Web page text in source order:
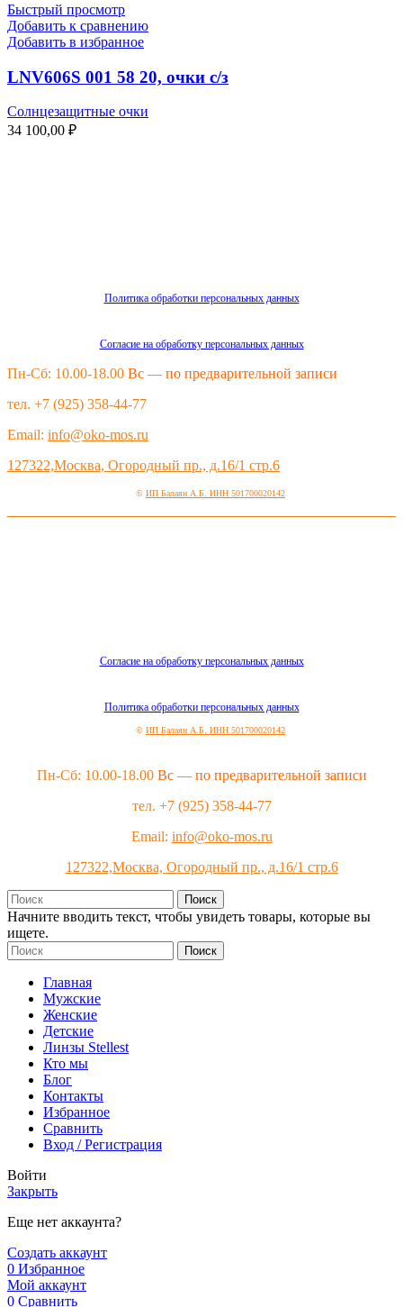
Быстрый просмотр
Добавить к сравнению
Добавить в избранное
LNV606S 001 58 20, очки с/з
Солнцезащитные очки
34 100,00 ₽
Политика обработки персональных данных
Согласие на обработку персональных данных
Пн-Сб: 10.00-18.00 Вс — по предварительной записи
тел. +7 (925) 358-44-77
Email: info@oko-mos.ru
127322,Москва, Огородный пр., д.16/1 стр.6
© ИП Балаян А.Б. ИНН 501700020142
Согласие на обработку персональных данных
Политика обработки персональных данных
© ИП Балаян А.Б. ИНН 501700020142
Пн-Сб: 10.00-18.00 Вс — по предварительной записи
тел. +7 (925) 358-44-77
Email: info@oko-mos.ru
127322,Москва, Огородный пр., д.16/1 стр.6
Поиск
Начните вводить текст, чтобы увидеть товары, которые вы
ищете.
Поиск
Главная
Мужские
Женские
Детские
Линзы Stellest
Кто мы
Блог
Контакты
Избранное
Сравнить
Вход / Регистрация
Войти
Закрыть
Еще нет аккаунта?
Создать аккаунт
0 Избранное
Мой аккаунт
0 Сравнить